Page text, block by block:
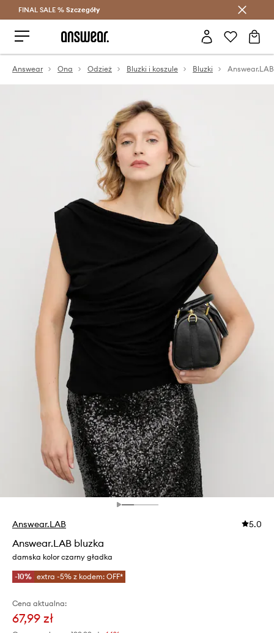
Oszczędzaj z Answear Club >
FINAL SALE % Szczegóły
Answear Ona Odzież Bluzki i koszule Bluzki
Answear.LAB 5.0
Answear.LAB bluzka
damska kolor czarny gładka
-10% extra -5% z kodem: OFF*
Cena aktualna:
67,99 zł